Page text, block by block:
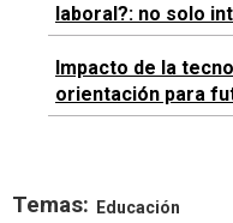
laboral?: no solo
Impacto de la
orientación para
Temas: Educación